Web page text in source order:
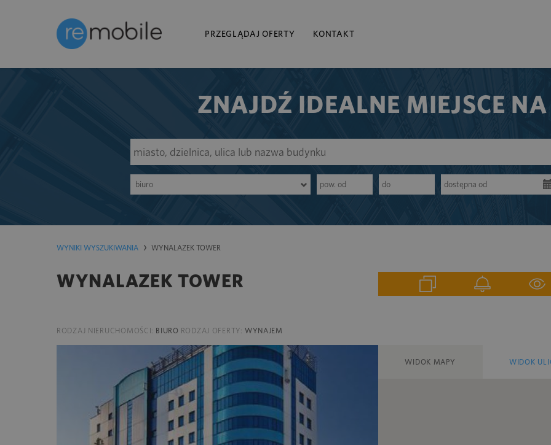
PRZEGLĄDAJ OFERTY KONTAKT
ZNAJDŹ IDEALNE MIEJSCE
biuro
WYNIKI WYSZUKIWANIA WYNALAZEK TOWER
WYNALAZEK TOWER
RODZAJ NIERUCHOMOŚCI: BIURO RODZAJ OFERTY: WYNAJEM
WIDOK MAPY WIDOK